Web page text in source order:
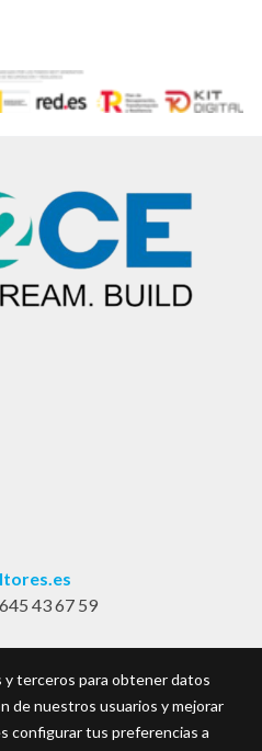
43 67 59
y terceros para obtener datos
de nuestros usuarios y mejorar
configurar tus preferencias a